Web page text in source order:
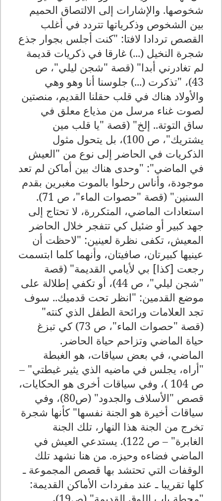
شخوصها. والإشارات إلى الالتصاق الحميم
بين الشخوص وذكرياتها تتردد في أغلب
القصص تردادا لافتا: "كنت أجلس بجوار جذع
شجرة النخيل (...) غارقا في ذكريات قديمة
لم تغادرني أبدا" (قصة "شجن ليلي"، ص
43)، "تذكرت (...) جلوسنا أنا وهو وهي
والأولاد هناك في قلب حقلنا القديم، منصتين
لصوت غناء مرسل من مذياع معلق في
ساق التوتة.. إلخ" (قصة "يا قلب مين
يشتريك"، ص 100)، بل يتحول مثول
الذكريات في الحاضر إلى نوع من "العيش
في الماضي": "وحدى هناك بين أماكن لم تعد
موجودة، وأناس رحلوا بالموت مغبرين بقدم
السنين" (قصة "حصوات الماء"، ص 71)
.
استعادات الماضي، المتكررة، لا تحتاج إلى
جهد كبير أو ضئيل كي تتفجر خلال الحاضر
المعيش، تكفى نظرة لعينين: "لاحظت أن
عينيها كبيرتان، صافيتان، وأنهما كلما ابتسمت
رجعت [كذا] بي لأيامي القديمة" (قصة
"شجن ليلي"، ص 44)، أو تكفي إطلالة على
موضع القدمين: "انظر تحت قدميك.. سوف
تجد العلامات ورائحة الطفل الذي كنته"
(قصة "حصوات الماء"، ص 73) كي تبزغ
حياة الماضي وتزاحم حياة الحاضر .
الماضي، في بعض سياقات، هو الغبطة
"أراه، يجلس في ماضيه الذي يثير غبطتي" –
ص 104 )، وفي سياقات أخرى هو الحكايات،
قصص "الأسلاف والجدود" (ص80)، وفي
سياقات أخيرة هو الجنة نفسها" كأنها شجرة
تخرج من الجنة هذا النهار، تلك الجنة
الغابرة" – ص 122)
. يستدعي العيش في
الماضي فضاءه وحيزه. من هنا نشهد تلك
الوقفات التي تحتشد بها قصص المجموعة ـ
كلها تقريبا ـ عند مفردات الأماكن القديمة: